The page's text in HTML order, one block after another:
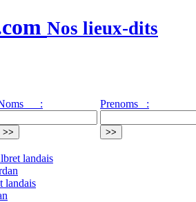
Nos lieux-dits
: Prenoms :
landais
landais